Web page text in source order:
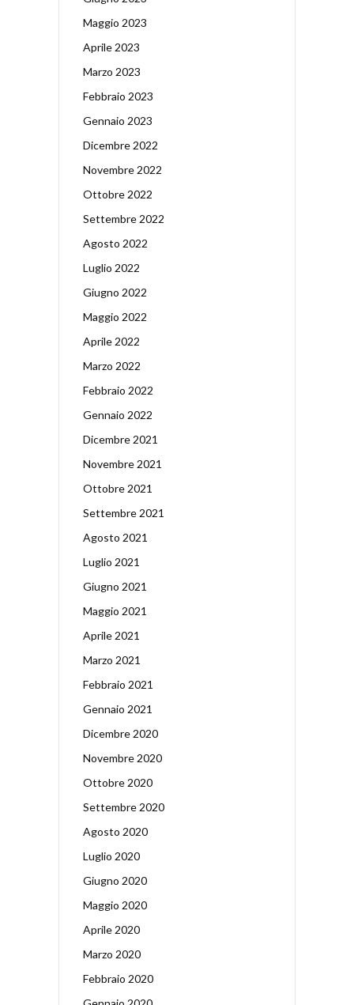
Maggio 2023
Aprile 2023
Marzo 2023
Febbraio 2023
Gennaio 2023
Dicembre 2022
Novembre 2022
Ottobre 2022
Settembre 2022
Agosto 2022
Luglio 2022
Giugno 2022
Maggio 2022
Aprile 2022
Marzo 2022
Febbraio 2022
Gennaio 2022
Dicembre 2021
Novembre 2021
Ottobre 2021
Settembre 2021
Agosto 2021
Luglio 2021
Giugno 2021
Maggio 2021
Aprile 2021
Marzo 2021
Febbraio 2021
Gennaio 2021
Dicembre 2020
Novembre 2020
Ottobre 2020
Settembre 2020
Agosto 2020
Luglio 2020
Giugno 2020
Maggio 2020
Aprile 2020
Marzo 2020
Febbraio 2020